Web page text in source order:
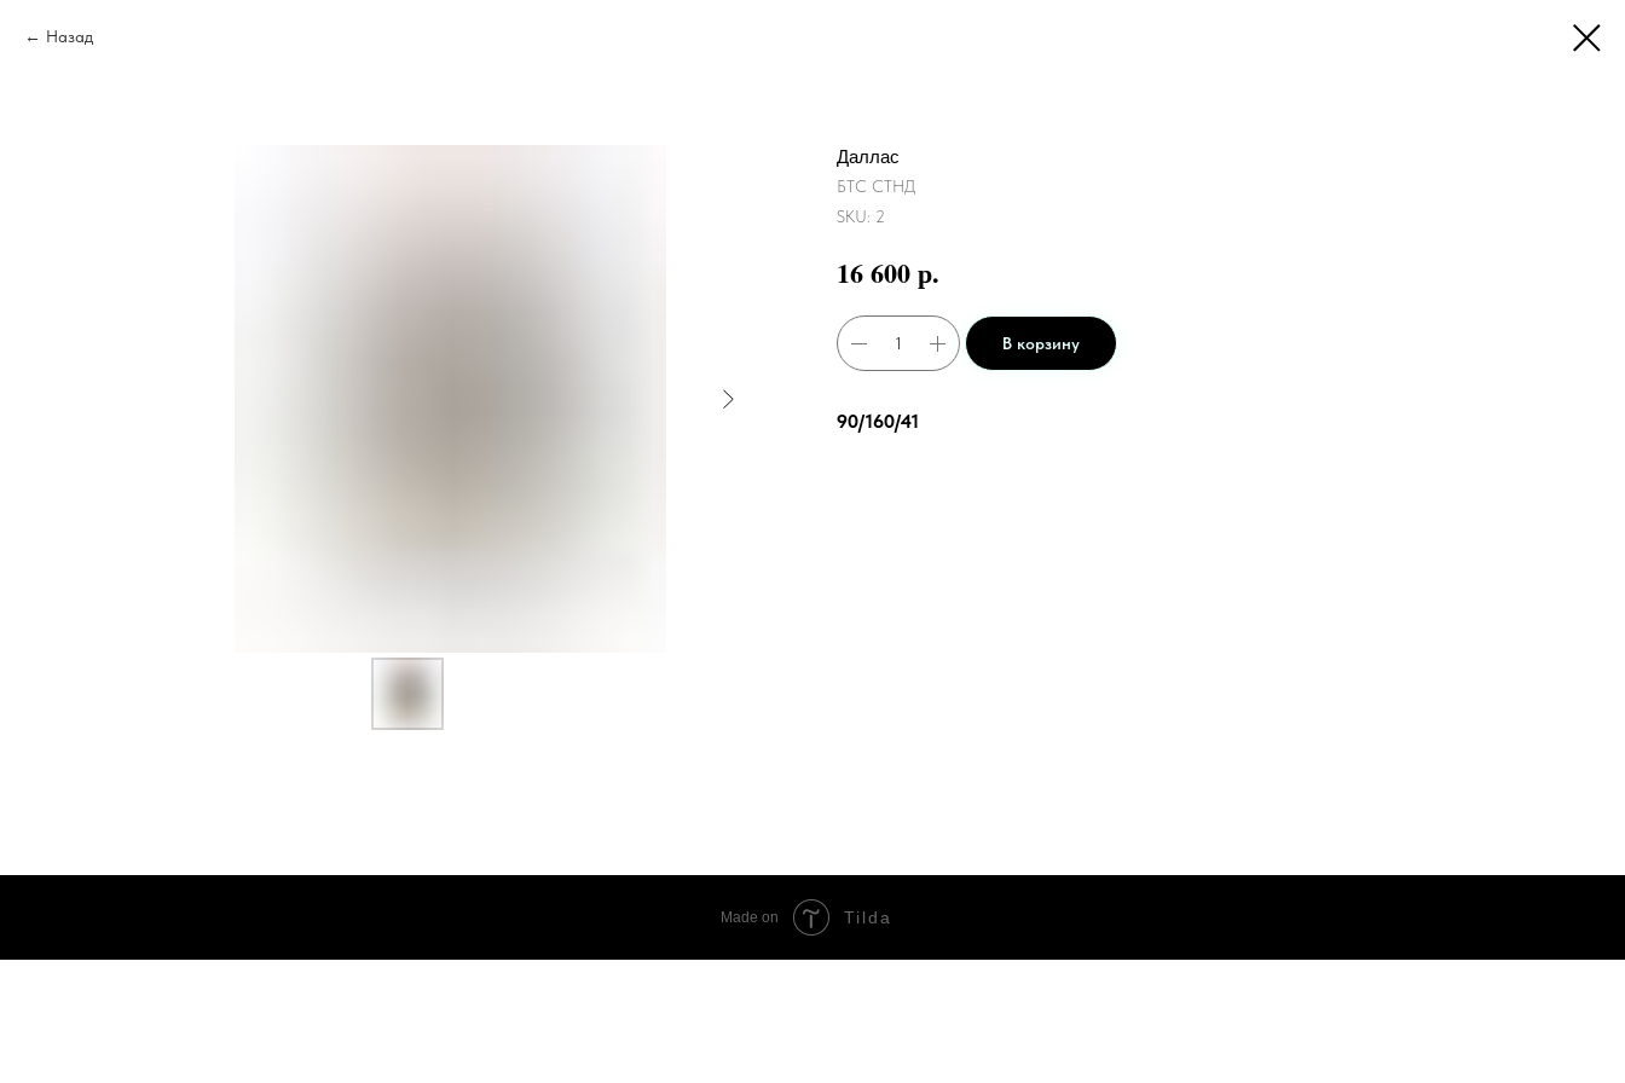
Назад
Даллас
БТС СТНД
SKU: 2
16 600р.
В корзину
90/160/41
Made on Tilda